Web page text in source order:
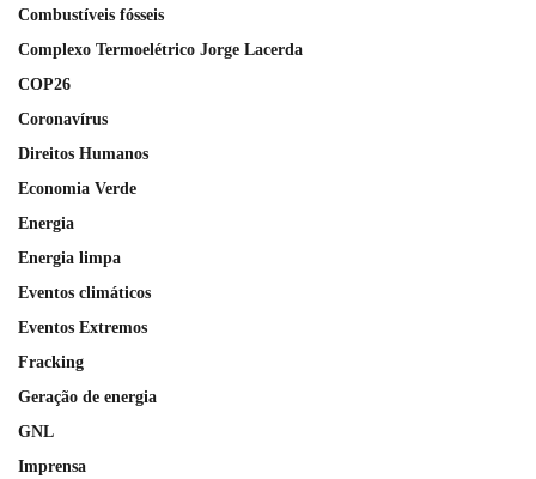
Combustíveis fósseis
Complexo Termoelétrico Jorge Lacerda
COP26
Coronavírus
Direitos Humanos
Economia Verde
Energia
Energia limpa
Eventos climáticos
Eventos Extremos
Fracking
Geração de energia
GNL
Imprensa